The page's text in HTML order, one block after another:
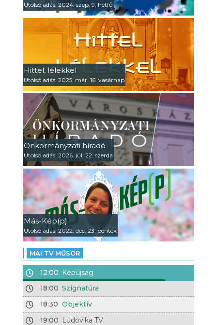
Utolsó adás: 2024. szep. 9. hétfő
Hittel, lélekkel
Utolsó adás: 2025. már. 16. vasárnap
Önkormányzati híradó
Utolsó adás: 2026. júl. 22. szerda
Más-Kép(p)
Utolsó adás: 2022. dec. 23. péntek
MAI TV MŰSOR
12:00 Képújság
18:00 Szignatúra
18:30 Objektív
19:00 Ludovika TV